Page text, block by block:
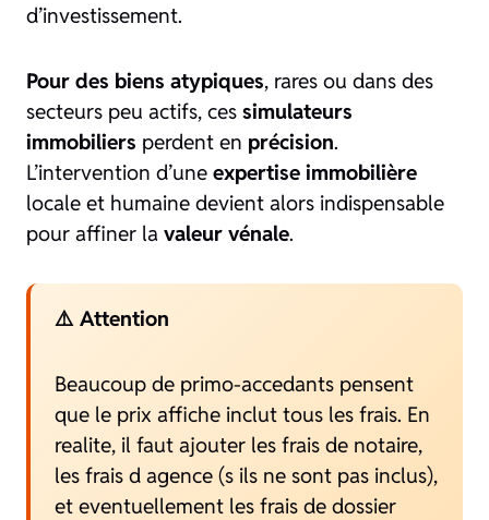
d’investissement.
Pour des biens atypiques, rares ou dans des
secteurs peu actifs, ces simulateurs
immobiliers perdent en précision.
L’intervention d’une expertise immobilière
locale et humaine devient alors indispensable
pour affiner la valeur vénale.
⚠️ Attention
Beaucoup de primo-accedants pensent
que le prix affiche inclut tous les frais. En
realite, il faut ajouter les frais de notaire,
les frais d agence (s ils ne sont pas inclus),
et eventuellement les frais de dossier